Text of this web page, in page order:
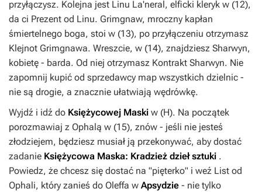
przyłączysz. Kolejna jest Linu La'neral, elficki kleryk w (12),
da ci Prezent od Linu. Grimgnaw, mroczny kapłan
śmiertelnego boga, stoi w (13), po przyłączeniu otrzymasz
Klejnot Grimgnawa. Wreszcie, w (14), znajdziesz Sharwyn,
kobietę - barda. Od niej otrzymasz Kontrakt Sharwyn. Nie
zapomnij kupić od sprzedawcy map wszystkich dzielnic -
nie są drogie, a znacznie ułatwiają wędrówkę.
Wyjdź i idź do Księżycowej Maski w (H). Na początek
porozmawiaj z Ophalą w (15), znów - jeśli nie jesteś
złodziejem, będziesz musiał ją przekonywać, aby dostać
zadanie Księżycowa Maska: Kradzież dzieł sztuki .
Powiedz, że chcesz się dostać na "pięterko" i weź List od
Ophali, który zanieś do Oleffa w Apsydzie - nie tylko